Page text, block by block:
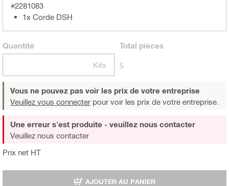
#2281083
1x Corde DSH
Quantité
Kits
Total pièces
5
Vous ne pouvez pas voir les prix de votre entreprise
Veuillez vous connecter pour voir les prix de votre entreprise.
Prix net HT
Une erreur s'est produite - veuillez nous contacter
Veuillez nous contacter
AJOUTER AU PANIER